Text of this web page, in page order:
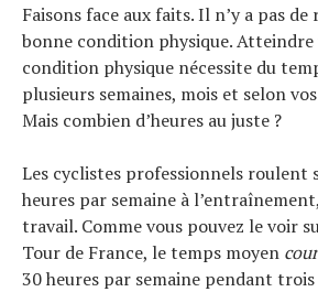
Faisons face aux faits. Il n’y a pas
bonne condition physique. Atteindre
condition physique nécessite du
plusieurs semaines, mois et selon
Mais combien d’heures au juste ?
Les cyclistes professionnels roulent
heures par semaine à
travail. Comme vous pouvez le voir
Tour de France, le temps moyen
30 heures par semaine pendant trois